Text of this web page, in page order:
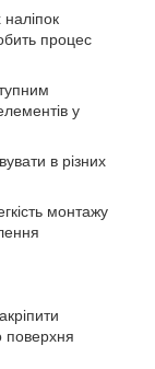
процес
у
в різних
монтажу
поверхня